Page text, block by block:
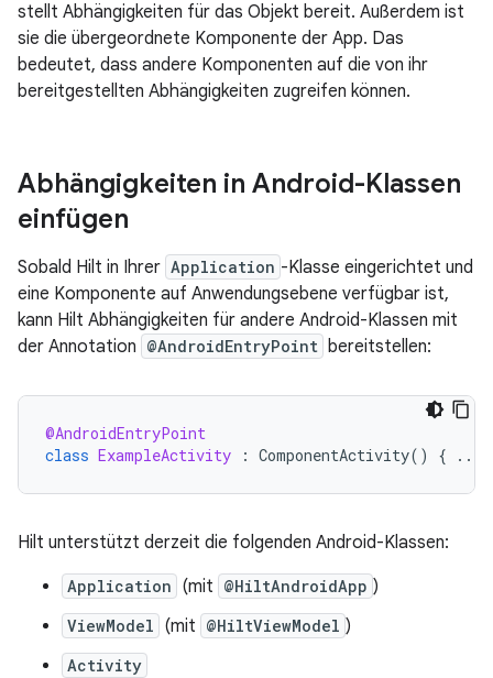
stellt Abhängigkeiten für das Objekt bereit. Außerdem ist
sie die übergeordnete Komponente der App. Das
bedeutet, dass andere Komponenten auf die von ihr
bereitgestellten Abhängigkeiten zugreifen können.
Abhängigkeiten in Android-Klassen
einfügen
Sobald Hilt in Ihrer Application -Klasse eingerichtet und
eine Komponente auf Anwendungsebene verfügbar ist,
kann Hilt Abhängigkeiten für andere Android-Klassen mit
der Annotation @AndroidEntryPoint bereitstellen:
@AndroidEntryPoint
class ExampleActivity : ComponentActivity() { ...
Hilt unterstützt derzeit die folgenden Android-Klassen:
Application (mit @HiltAndroidApp )
ViewModel (mit @HiltViewModel )
Activity